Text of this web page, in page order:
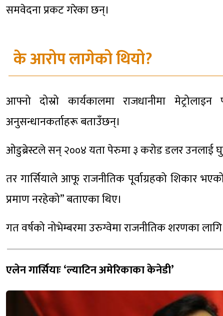
समवेदना प्रकट गरेका छन्।
के आरोप लागेको थियो?
आफ्नो दोस्रो कार्यकालमा राजधानीमा
अनुसन्धानकर्ताहरू बताउँछन्।
ओडुब्रेस्टले सन् २००४ यता पेरुमा ३ करोड डलर उनलाई
तर गार्सियाले आफू राजनीतिक पूर्वाग्रहको शिकार
प्रमाण नरहेको” बताएका थिए।
गत वर्षको नोभेम्बरमा उरुग्वेमा राजनीतिक शरणका
एलेनगार्सियाः‘ल्याटिन अमेरिकाका केनेडी’